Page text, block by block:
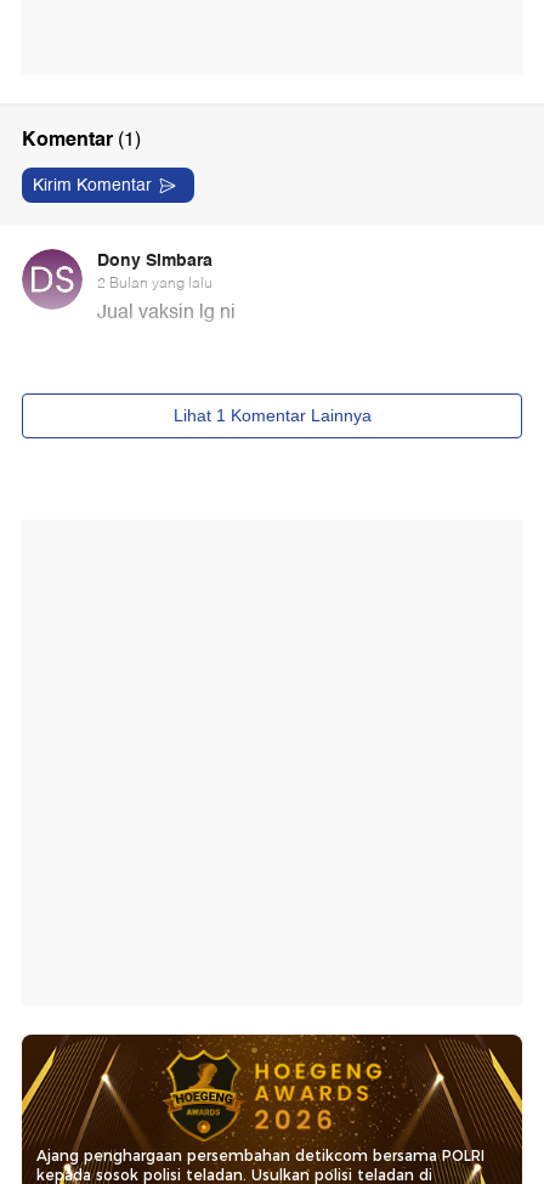
Ajang penghargaan persembahan detikcom bersama POLRI
kepada sosok polisi teladan. Usulkan polisi teladan di